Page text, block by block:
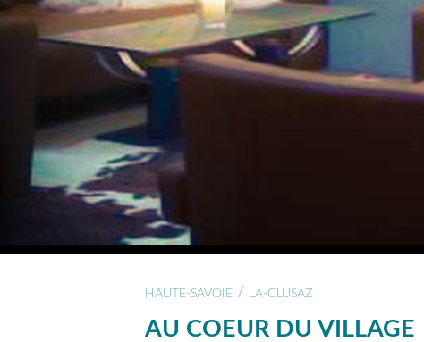
HAUTE-SAVOIE / LA-CLUSAZ
AU COEUR DU VILLAGE